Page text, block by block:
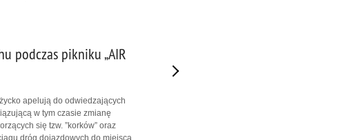
podczas pikniku „AIR
apelują do odwiedzających
w tym czasie zmianę
się tzw. ”korków” oraz
dróg dojazdowych do miejsca